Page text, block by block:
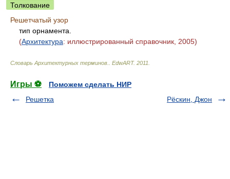
Толкование
Решетчатый узор
тип орнамента.
(Архитектура: иллюстрированный справочник, 2005)
Словарь Архитектурных терминов. EdwART. 2011
Игры ⚽
Поможем сделать НИР
Решетка
Рёскин, Джон